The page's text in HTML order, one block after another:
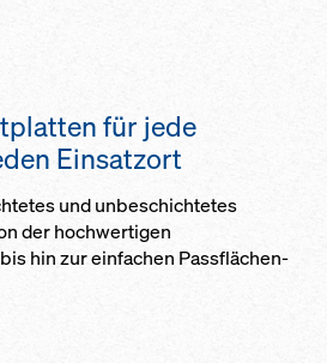
für jede
Einsatzort
und unbeschichtetes
der hochwertigen
hin zur einfachen Passflächen-